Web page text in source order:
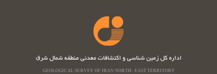
اداره کل زمین شناسی و اکتشافات معدنی منطقه شمال شرق
GEOLOGICAL SURVEY OF IRAN NORTH - EAST TERRITORY